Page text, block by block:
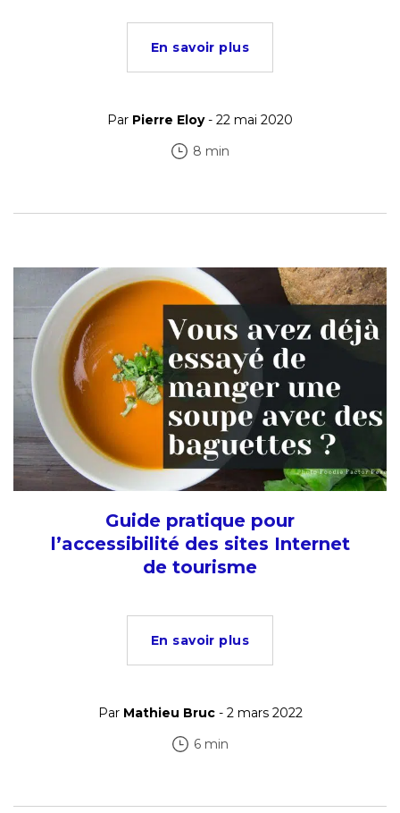
En savoir plus
Par Pierre Eloy- 22 mai 2020
8 min
Guide pratique pour
l’accessibilité des sites Internet
de tourisme
En savoir plus
Par Mathieu Bruc- 2 mars 2022
6 min